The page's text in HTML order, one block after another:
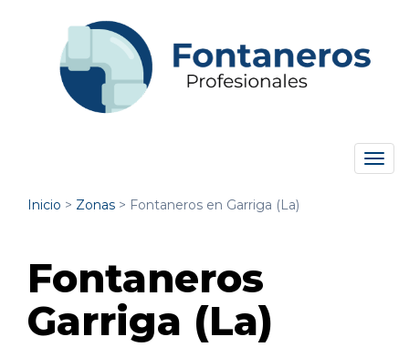
Inicio > Zonas > Fontaneros en Garriga (La)
Fontaneros
Garriga (La)